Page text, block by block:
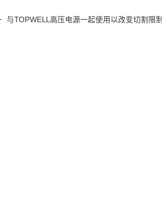
与TOPWELL高压电源一起使用以改变切割限制